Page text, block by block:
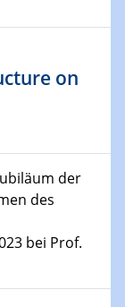
on
der
des
bei Prof.